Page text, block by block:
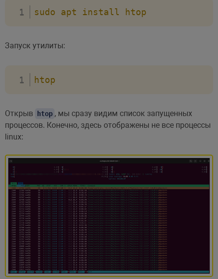
sudo apt install htop
Запуск утилиты:
htop
Открыв htop , мы сразу видим список запущенных
процессов. Конечно, здесь отображены не все процессы
linux: